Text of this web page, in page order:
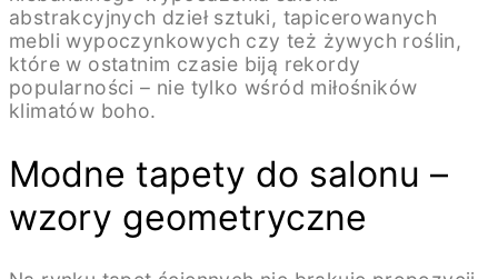
abstrakcyjnych dzieł sztuki, tapicerowanych
mebli wypoczynkowych czy też żywych roślin,
które w ostatnim czasie biją rekordy
popularności – nie tylko wśród miłośników
klimatów boho.
Modne tapety do salonu –
wzory geometryczne